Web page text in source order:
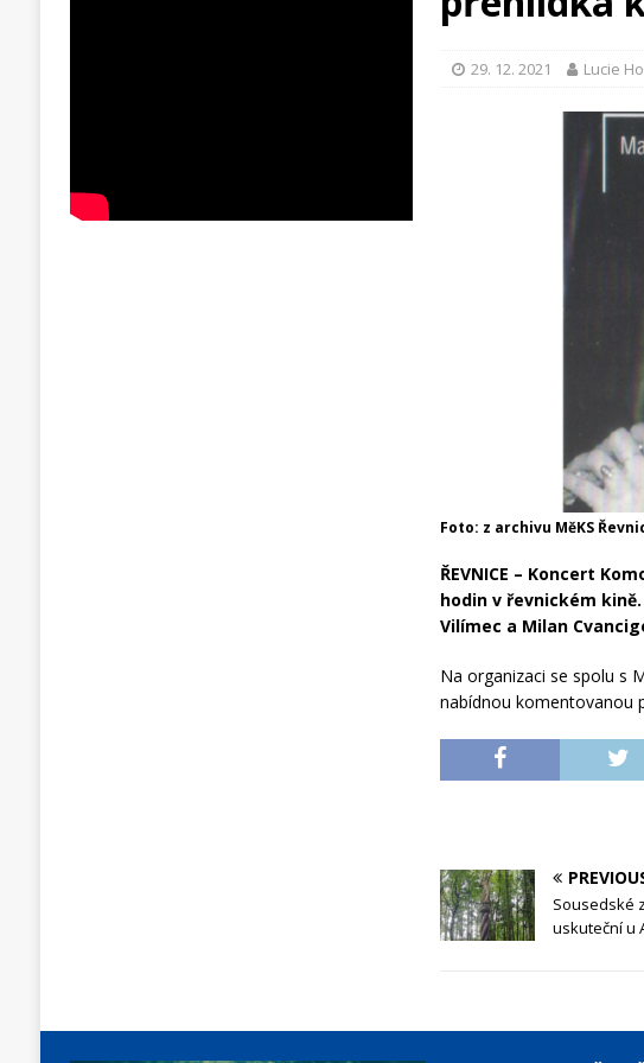
29. 12. 2021 Lucie
Foto: z archivu MěKS
ŘEVNICE – Koncert
hodin v řevnickém
Vilímec a Milan
Na organizaci se spolu s
nabídnou komentovanou
Sousedské
uskuteční u